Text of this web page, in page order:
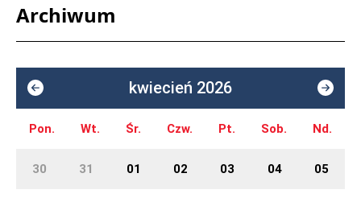
Archiwum
kwiecień 2026
Pon. Wt. Śr. Czw. Pt. Sob. Nd.
30 31 01 02 03 04 05